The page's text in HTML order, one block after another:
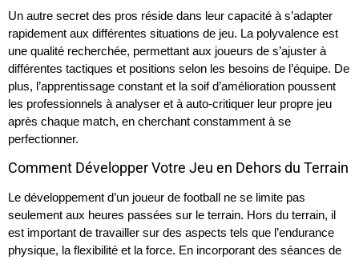
Un autre secret des pros réside dans leur capacité à s’adapter
rapidement aux différentes situations de jeu. La polyvalence est
une qualité recherchée, permettant aux joueurs de s’ajuster à
différentes tactiques et positions selon les besoins de l’équipe. De
plus, l’apprentissage constant et la soif d’amélioration poussent
les professionnels à analyser et à auto-critiquer leur propre jeu
après chaque match, en cherchant constamment à se
perfectionner.
Comment Développer Votre Jeu en Dehors du Terrain
Le développement d’un joueur de football ne se limite pas
seulement aux heures passées sur le terrain. Hors du terrain, il
est important de travailler sur des aspects tels que l’endurance
physique, la flexibilité et la force. En incorporant des séances de